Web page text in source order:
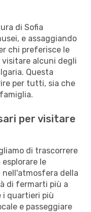
di Sofia
e assaggiando
chi preferisce le
alcuni degli
Questa
per tutti, sia che
per visitare
di trascorrere
le
della
di fermarti più a
i quartieri più
e passeggiare